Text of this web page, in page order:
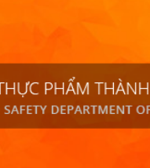
SỞ AN TOÀN THỰC
Trang web của Sở An toàn thực
http://sattp.hochiminhcity.gov.vn/
Trang thông tin điện tử của Sở
không tránh khỏi những thiếu sót.
báo đến số điện thoại (028)-